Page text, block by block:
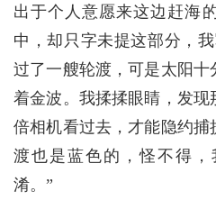
出于个人意愿来这边赶海
中，却只字未提这部分，
过了一艘轮渡，可是太阳
着金波。我揉揉眼睛，发
倍相机看过去，才能隐约
渡也是蓝色的，怪不得
淆。”